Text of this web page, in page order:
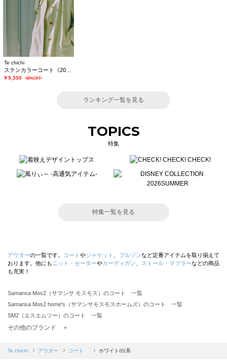
Te chichi
￥9,350 -50%OFF-
ランキング一覧を見る
TOPICS
特集
特集一覧を見る
アウターの一覧です。 コート やジャケット ブルゾンなど定番アイテムを取り揃えて
おります。他にも ニット・セーターやカーディガン ストール・マフラーなどの商品
も充実！
Samansa Mos2（サマンサ モスモス）のコート 一覧
Samansa Mos2 home's（サマンサモスモスホームズ）のコート 一覧
SM2（エスエムツー）のコート 一覧
TSUHARU by Samansa Mos2（ツハルバイサマンサモスモス）のコート 一覧
Samansa Mos2 blue（サマンサモスモス ブルー）のコート 一覧
その他のブランド ＋
Te chichi アウター コート ホワイト/白系